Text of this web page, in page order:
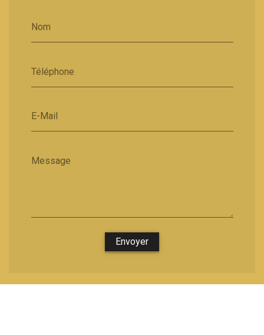
Nom
Téléphone
E-Mail
Message
Envoyer